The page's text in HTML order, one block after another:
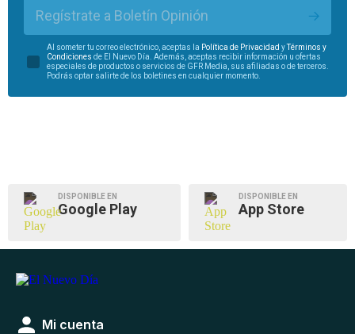
Regístrate a Boletín Opinión
Al someter tu correo electrónico, aceptas la Política de Privacidad yTérminos y
Condiciones de El Nuevo Día. Además, aceptas recibir información u ofertas
especiales de productos o servicios de GFR Media, sus afiliadas o de terceros.
Podrás optar salirte de los boletines en cualquier momento.
DISPONIBLE EN
Google Play
DISPONIBLE EN
App Store
Mi cuenta